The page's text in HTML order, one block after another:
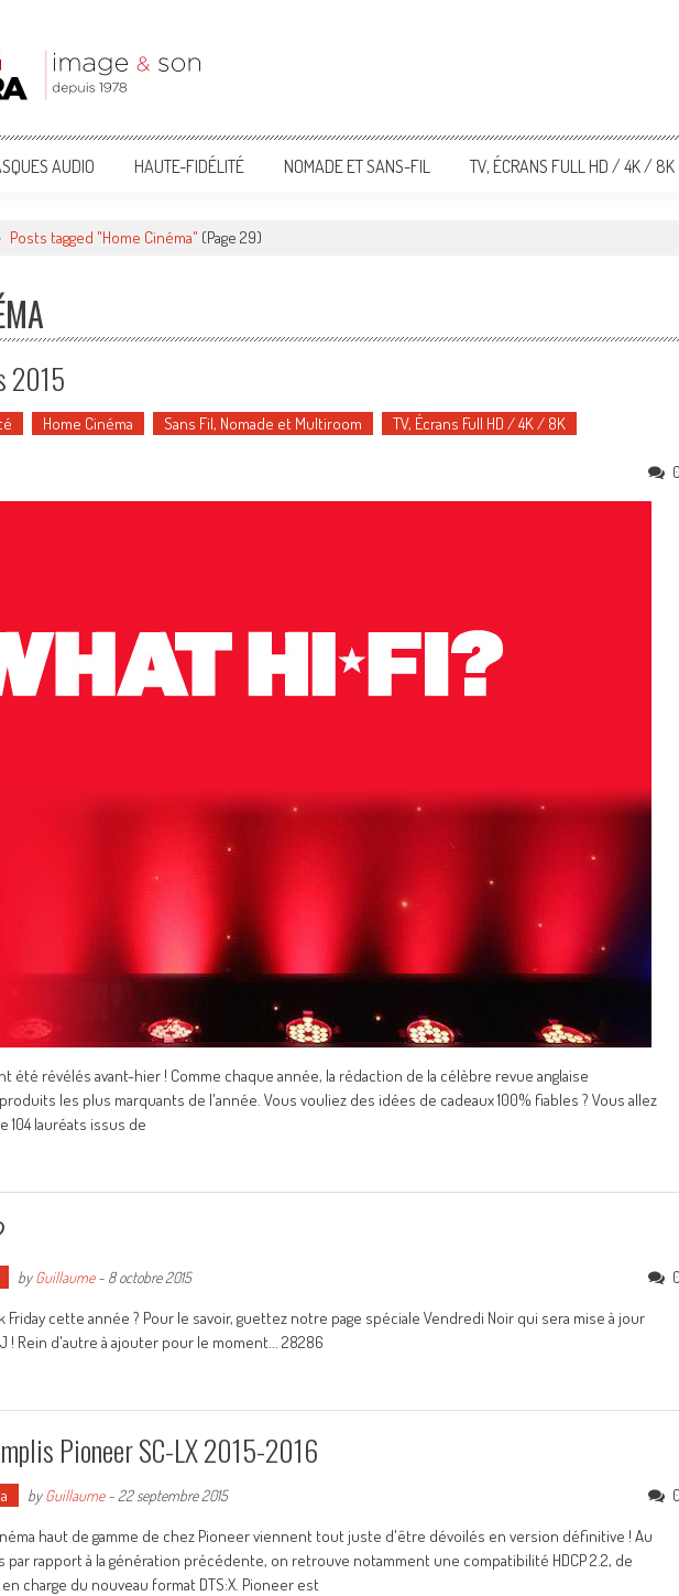
AUDIO HAUTE-FIDÉLITÉ NOMADE ET SANS-FIL TV, ÉCRANS FULL HD / 4K / 8K
Posts tagged "Home Cinéma" (Page 29)
2015
Home Cinéma Sans Fil, Nomade et Multiroom
TV, Écrans Full HD / 4K / 8K
été révélés avant-hier ! Comme chaque année, la rédaction de la célèbre revue anglaise
les plus marquants de l'année. Vous vouliez des idées de cadeaux 100% fiables ? Vous allez
104 lauréats issus de
byGuillaume- 8 octobre 2015
Friday cette année ? Pour le savoir, guettez notre page spéciale Vendredi Noir qui sera mise à jour
! Rein d'autre à ajouter pour le moment... 28286
Pioneer SC-LX 2015-2016
byGuillaume- 22 septembre 2015
haut de gamme de chez Pioneer viennent tout juste d'être dévoilés en version définitive ! Au
par rapport à la génération précédente, on retrouve notamment une compatibilité HDCP 2.2, de
charge du nouveau format DTS:X. Pioneer est